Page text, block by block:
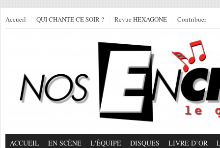
Accueil QUI CHANTE CE SOIR ? Revue HEXAGONE Contribuer
ACCUEIL EN SCÈNE L'ÉQUIPE DISQUES LIVRE D’OR